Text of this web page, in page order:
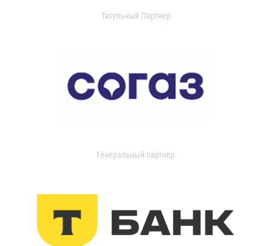
Титульный Партнер
Генеральный партнер